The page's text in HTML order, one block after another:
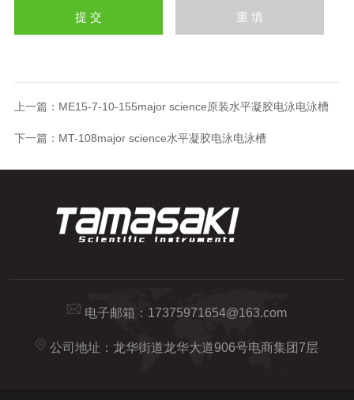
上一篇： ME15-7-10-155major science原装水平凝胶电泳电泳槽
下一篇： MT-108major science水平凝胶电泳电泳槽
电子邮箱： 17375971654@163.com
公司地址：龙华街道龙华大道906号电商集团7层